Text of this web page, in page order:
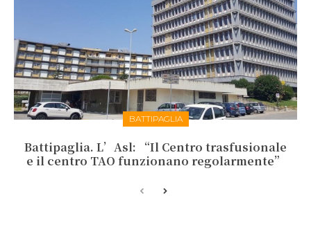
BATTIPAGLIA
Battipaglia. L’Asl: “Il Centro trasfusionale
e il centro TAO funzionano regolarmente”